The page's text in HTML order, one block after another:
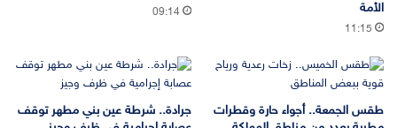
الأمة
11:15
09:14
طقس الجمعة.. أجواء حارة وقطرات
جرادة.. شرطة عين بني مطهر توقف